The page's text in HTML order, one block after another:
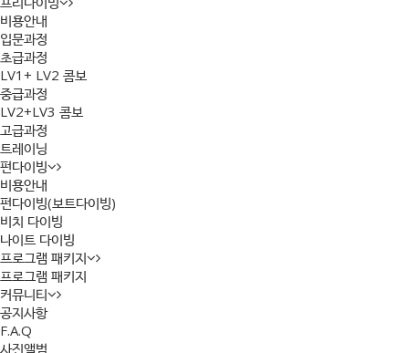
비용안내
입문과정
초급과정
LV1+ LV2 콤보
중급과정
LV2+LV3 콤보
고급과정
트레이닝
펀다이빙
비용안내
펀다이빙(보트다이빙)
비치 다이빙
나이트 다이빙
프로그램 패키지
프로그램 패키지
커뮤니티
공지사항
F.A.Q
사진앨범